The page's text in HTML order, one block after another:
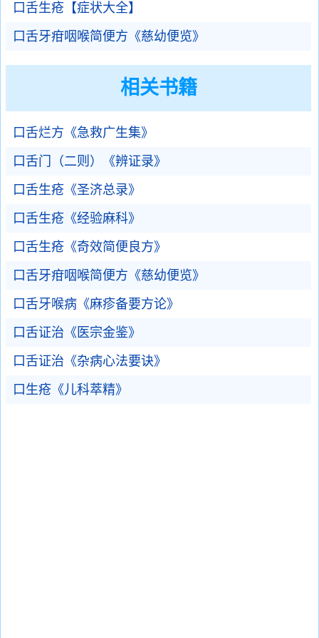
口舌生疮【症状大全】
口舌牙疳咽喉简便方《慈幼便览》
相关书籍
口舌烂方《急救广生集》
口舌门（二则）《辨证录》
口舌生疮《圣济总录》
口舌生疮《经验麻科》
口舌生疮《奇效简便良方》
口舌牙疳咽喉简便方《慈幼便览》
口舌牙喉病《麻疹备要方论》
口舌证治《医宗金鉴》
口舌证治《杂病心法要诀》
口生疮《儿科萃精》